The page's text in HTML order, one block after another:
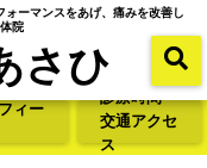
ーマンスをあげ、痛みを改善し
院
さひ
ィー
診療時間・
交通アクセ
ス